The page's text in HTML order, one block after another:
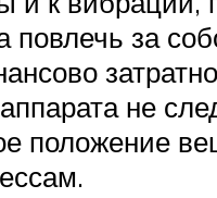
повлечь за
не
положение